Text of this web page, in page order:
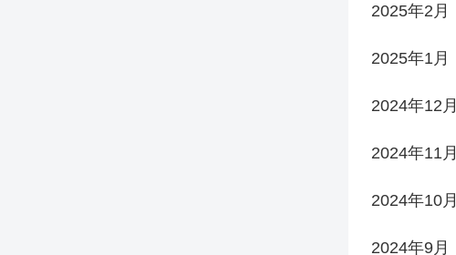
2025年2月
2025年1月
2024年12月
2024年11月
2024年10月
2024年9月